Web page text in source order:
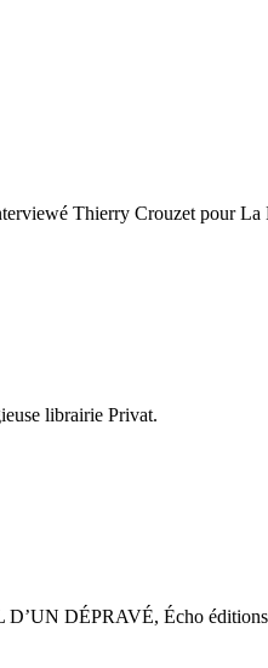
Thierry Crouzet pour La
librairie Privat.
D’UN DÉPRAVÉ, Écho